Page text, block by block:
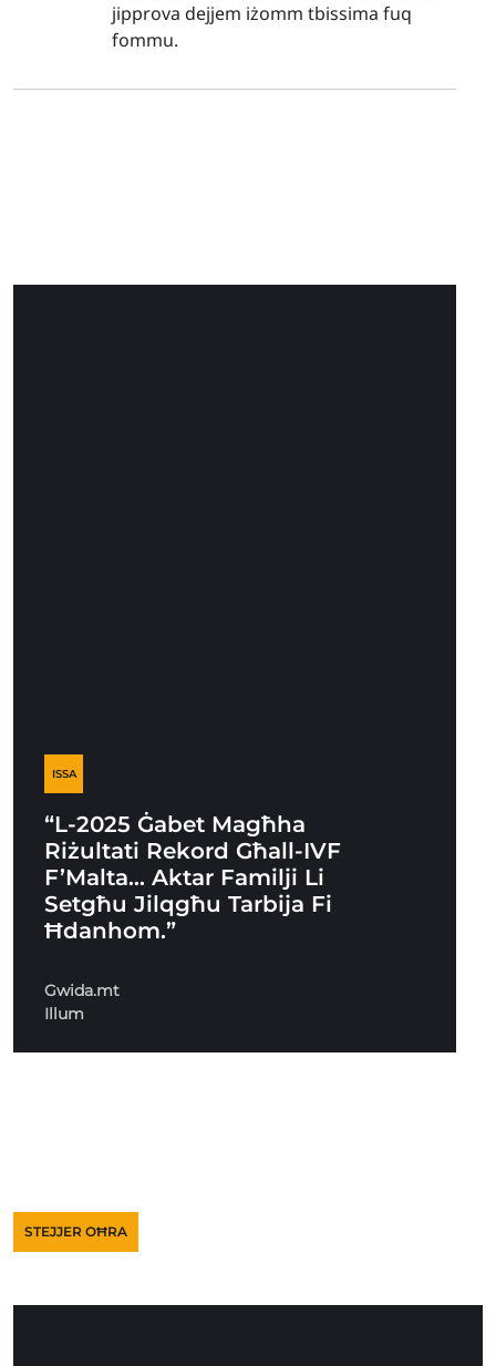
jipprova dejjem iżomm tbissima fuq
fommu.
ISSA
“L-2025 Ġabet Magħha
Riżultati Rekord Għall-IVF
F’Malta… Aktar Familji Li
Setgħu Jilqgħu Tarbija Fi
Ħdanhom.”
Gwida.mt
Illum
STEJJER OĦRA